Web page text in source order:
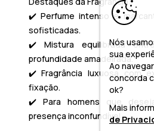
✔️ Perfume intenso e
sofisticadas.
✔️ Mistura equilibrada
profundidade amadeirada.
✔️ Fragrância luxuosa com
fixação.
✔️ Para homens que
presença inconfundível.
Nós
sua
Ao
concorda
ok?
Mais
de